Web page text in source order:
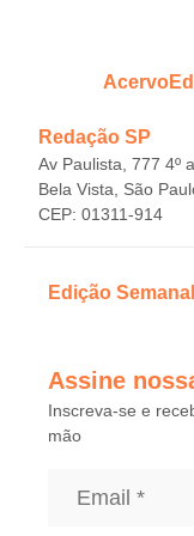
Acervo
Redação SP
Av Paulista, 777 4º
Bela Vista, São
CEP: 01311-914
Edição Semanal
Assine
Inscreva-se e
mão